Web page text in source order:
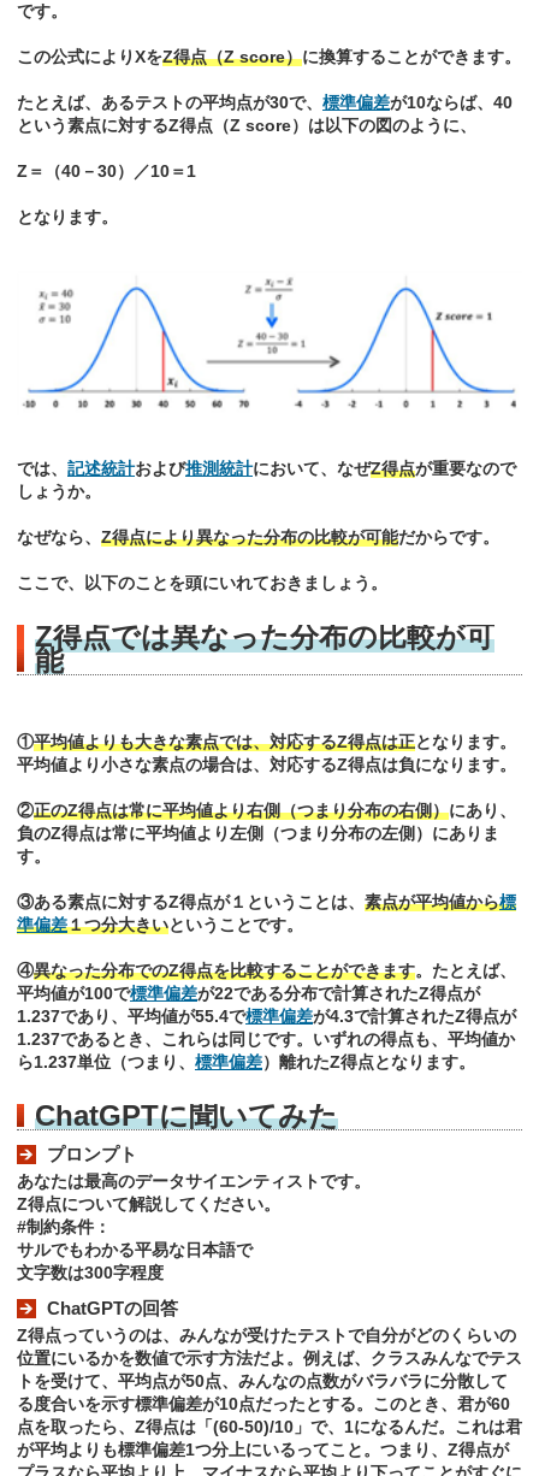
です。
この公式によりXをZ得点（Z score）に換算することができます。
たとえば、あるテストの平均点が30で、 標準偏差が10ならば、40
という素点に対するZ得点（Z score）は以下の図のように、
Z＝（40－30）／10＝1
となります。
では、 記述統計および推測統計において、なぜZ得点が重要なので
しょうか。
なぜなら、 Z得点により異なった分布の比較が可能だからです。
ここで、以下のことを頭にいれておきましょう。
Z得点では異なった分布の比較が可
能
①平均値よりも大きな素点では、対応するZ得点は正となります。
平均値より小さな素点の場合は、対応するZ得点は負になります。
②正のZ得点は常に平均値より右側（つまり分布の右側）にあり、
負のZ得点は常に平均値より左側（つまり分布の左側）にありま
す。
③ある素点に対するZ得点が１ということは、 素点が平均値から標
準偏差１つ分大きいということです。
④異なった分布でのZ得点を比較することができます。たとえば、
平均値が100で標準偏差が22である分布で計算されたZ得点が
1.237であり、平均値が55.4で標準偏差が4.3で計算されたZ得点が
1.237であるとき、これらは同じです。いずれの得点も、平均値か
ら1.237単位（つまり、 標準偏差）離れたZ得点となります。
ChatGPTに聞いてみた
プロンプト
あなたは最高のデータサイエンティストです。
Z得点について解説してください。
#制約条件：
サルでもわかる平易な日本語で
文字数は300字程度
ChatGPTの回答
Z得点っていうのは、みんなが受けたテストで自分がどのくらいの
位置にいるかを数値で示す方法だよ。例えば、クラスみんなでテス
トを受けて、平均点が50点、みんなの点数がバラバラに分散して
る度合いを示す標準偏差が10点だったとする。このとき、君が60
点を取ったら、Z得点は「(60-50)/10」で、1になるんだ。これは君
が平均よりも標準偏差1つ分上にいるってこと。つまり、Z得点が
プラスなら平均より上、マイナスなら平均より下ってことがすぐに